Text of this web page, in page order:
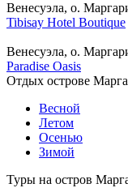
Венесуэла, о.
Tibisay Hotel Boutique
Венесуэла, о.
Paradise Oasis
Отдых острове
Весной
Летом
Осенью
Зимой
Туры на остров